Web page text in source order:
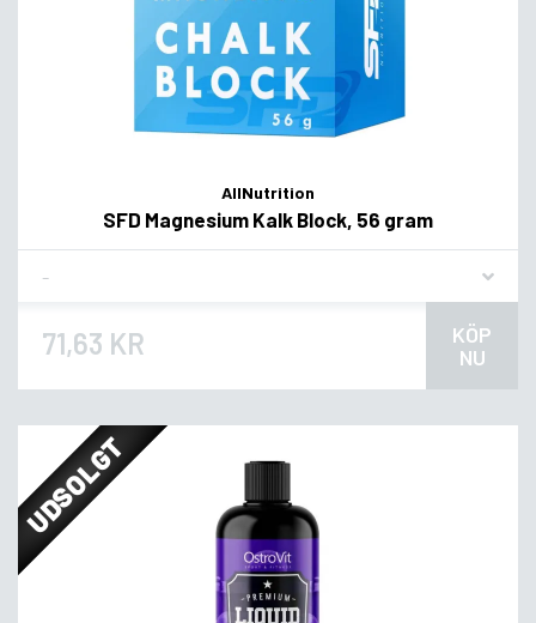
AllNutrition
SFD Magnesium Kalk Block, 56 gram
71,63 KR
KÖP
NU
UDSOLGT